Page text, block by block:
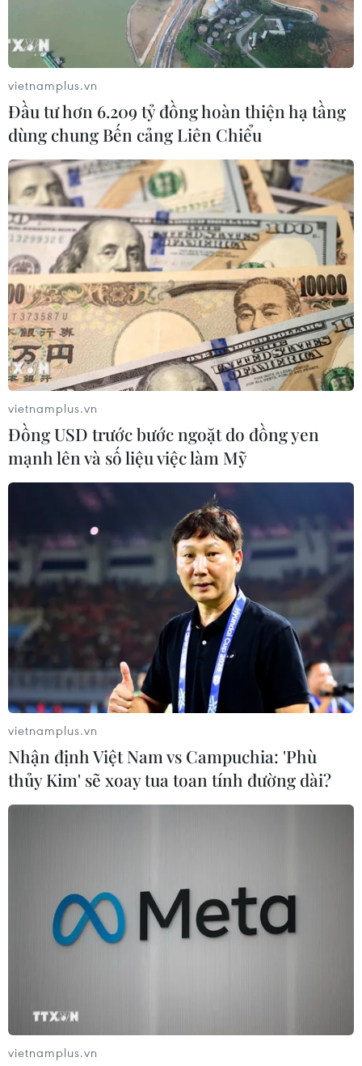
SEA Games 30: U22 Việt Nam đổi khách
sạn, thảnh thơi chờ trận khai màn
24/11/2019 04:04
VFF đã thuê thêm một khách sạn gần sân Binan Football
để bố trí ăn nghỉ cho thầy trò huấn luyện viên Park
Hang-seo, tránh được tình trạng tắc đường, giúp toàn
đội có được thể trạng, tâm lý tốt nhất.
SEA Games 30: HLV Park Hang-seo khẳng
định sẽ chiến đấu từng trận một
Huấn luyện viên Park Hang-seo khẳng định U22 Việt
Nam sẽ cố gắng làm tốt nhất những gì có thể trong từng
trận đấu một tại SEA Games 30, diễn ra ở Philippines.
vietnamplus.vn
Đầu tư hơn 6.209 tỷ đồng hoàn thiện hạ tầng
dùng chung Bến cảng Liên Chiểu
vietnamplus.vn
Đồng USD trước bước ngoặt do đồng yen
mạnh lên và số liệu việc làm Mỹ
vietnamplus.vn
Nhận định Việt Nam vs Campuchia: 'Phù
thủy Kim' sẽ xoay tua toan tính đường dài?
vietnamplus.vn